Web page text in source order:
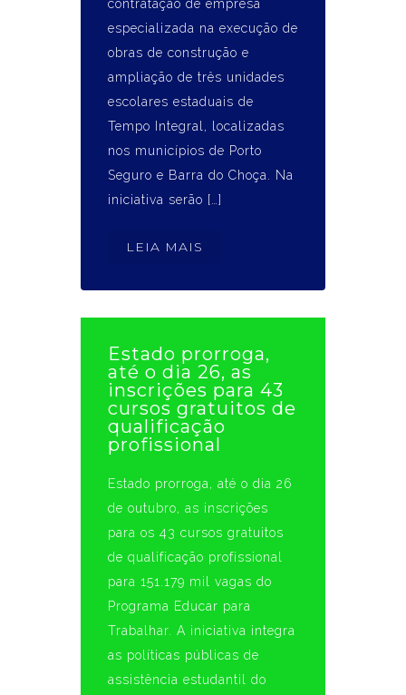
contratação de empresa
especializada na execução de
obras de construção e
ampliação de três unidades
escolares estaduais de
Tempo Integral, localizadas
nos municípios de Porto
Seguro e Barra do Choça. Na
iniciativa serão […]
LEIA MAIS
Estado prorroga,
até o dia 26, as
inscrições para 43
cursos gratuitos de
qualificação
profissional
Estado prorroga, até o dia 26
de outubro, as inscrições
para os 43 cursos gratuitos
de qualificação profissional
para 151.179 mil vagas do
Programa Educar para
Trabalhar. A iniciativa integra
as políticas públicas de
assistência estudantil do